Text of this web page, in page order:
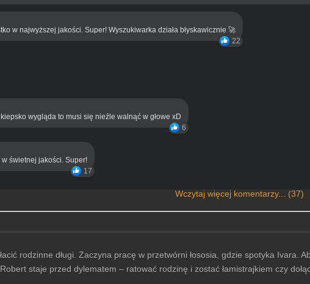
w najwyższej jakości. Super! Wyszukiwarka działa błyskawicznie 🚀
22
wygląda to musi się nieźle walnąć w głowe xD
6
w świetnej jakości. Super!
17
Wczytaj więcej komentarzy... (37)
rodzinne długi. Zaczyna pracę w przetwórni łososia, gdzie spotyka
staje przed dylematem – ratować rodzinę i zostać łamistrajkiem czy